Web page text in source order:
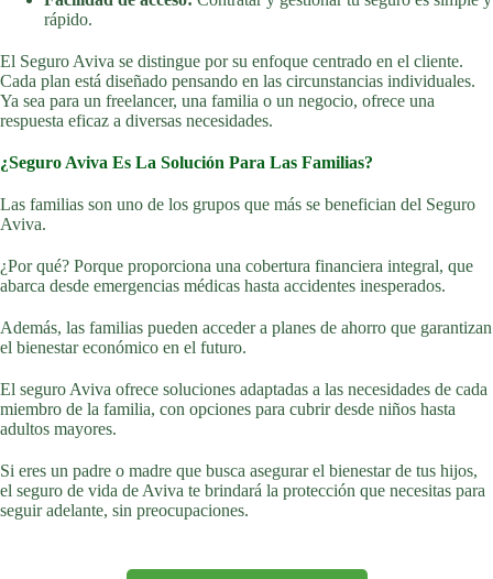
rápido.
El Seguro Aviva se distingue por su enfoque centrado en el cliente.
Cada plan está diseñado pensando en las circunstancias individuales.
Ya sea para un freelancer, una familia o un negocio, ofrece una
respuesta eficaz a diversas necesidades.
¿Seguro Aviva Es La Solución Para Las Familias?
Las familias son uno de los grupos que más se benefician del Seguro
Aviva.
¿Por qué? Porque proporciona una cobertura financiera integral, que
abarca desde emergencias médicas hasta accidentes inesperados.
Además, las familias pueden acceder a planes de ahorro que garantizan
el bienestar económico en el futuro.
El seguro Aviva ofrece soluciones adaptadas a las necesidades de cada
miembro de la familia, con opciones para cubrir desde niños hasta
adultos mayores.
Si eres un padre o madre que busca asegurar el bienestar de tus hijos,
el seguro de vida de Aviva te brindará la protección que necesitas para
seguir adelante, sin preocupaciones.